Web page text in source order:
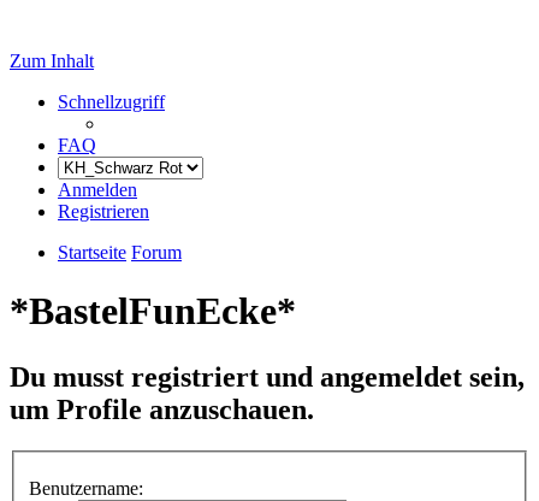
Zum Inhalt
Schnellzugriff
FAQ
Anmelden
Registrieren
Startseite Forum
*BastelFunEcke*
Du musst registriert und angemeldet sein,
um Profile anzuschauen.
Benutzername: